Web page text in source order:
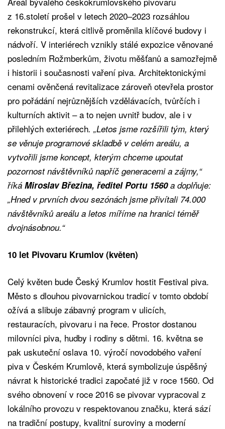
z 16.století prošel v letech 2020–2023 rozsáhlou
rekonstrukcí, která citlivě proměnila klíčové budovy i
nádvoří. V interiérech vznikly stálé expozice věnované
posledním Rožmberkům, životu měšťanů a samozřejmě
i historii i současnosti vaření piva. Architektonickými
cenami ověnčená revitalizace zároveň otevřela prostor
pro pořádání nejrůznějších vzdělávacích, tvůrčích i
kulturních aktivit – a to nejen uvnitř budov, ale i v
přilehlých exteriérech. „Letos jsme rozšířili tým, který
se věnuje programové skladbě v celém areálu, a
vytvořili jsme koncept, kterým chceme upoutat
pozornost návštěvníků napříč generacemi a zájmy,“
říkáMiroslav Březina, ředitel Portu 1560a doplňuje:
„Hned v prvních dvou sezónách jsme přivítali 74.000
návštěvníků areálu a letos míříme na hranici téměř
dvojnásobnou.“
10 let Pivovaru Krumlov (květen)
Celý květen bude Český Krumlov hostit Festival piva.
Město s dlouhou pivovarnickou tradicí v tomto období
ožívá a slibuje zábavný program v ulicích,
restauracích, pivovaru i na řece. Prostor dostanou
milovníci piva, hudby i rodiny s dětmi. 16. května se
pak uskuteční oslava 10. výročí novodobého vaření
piva v Českém Krumlově, která symbolizuje úspěšný
návrat k historické tradici započaté již v roce 1560. Od
svého obnovení v roce 2016 se pivovar vypracoval z
lokálního provozu v respektovanou značku, která sází
na tradiční postupy, kvalitní suroviny a moderní